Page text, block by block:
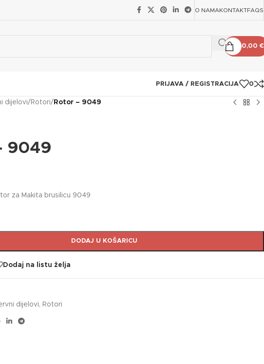
O NAMAKONTAKTFAQS
0,00€
PRIJAVA / REGISTRACIJA 0
dijelovi/ Rotori/ Rotor – 9049
9049
za Makita brusilicu 9049
DODAJ U KOŠARICU
Dodaj na listu želja
dijelovi, Rotori